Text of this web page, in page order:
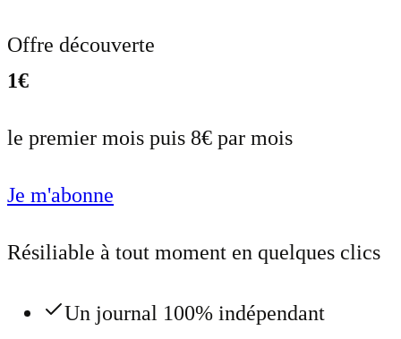
Offre découverte
1€
le premier mois puis 8€ par mois
Je m'abonne
Résiliable à tout moment en quelques clics
Un journal 100% indépendant